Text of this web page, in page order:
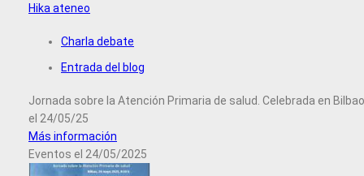
Hika ateneo
Charla debate
Entrada del blog
Jornada sobre la Atención Primaria de salud. Celebrada en Bilbao
el 24/05/25
Más información
Eventos el 24/05/2025